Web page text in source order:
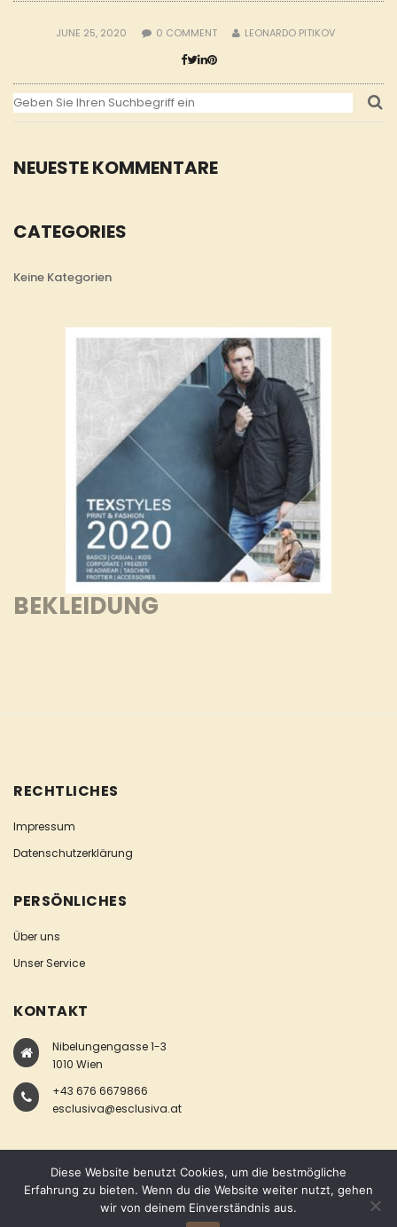
NEUESTE KOMMENTARE
CATEGORIES
Keine Kategorien
BEKLEIDUNG
JUNE 25, 2020 0 COMMENT LEONARDO PITIKOV
RECHTLICHES
Impressum
Datenschutzerklärung
PERSÖNLICHES
Über uns
Unser Service
KONTAKT
Nibelungengasse 1-3
1010 Wien
+43 676 6679866
esclusiva@esclusiva.at
COPYRIGHT © ESCLUSIVA
Diese Website benutzt Cookies, um die bestmögliche
Erfahrung zu bieten. Wenn du die Website weiter nutzt, gehen
wir von deinem Einverständnis aus.